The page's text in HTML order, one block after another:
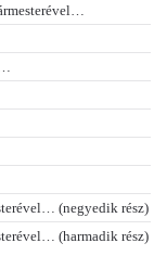
(negyedik rész)
(harmadik rész)